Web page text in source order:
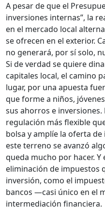
A pesar de que el
inversiones internas”, la
en el mercado local
se ofrecen en el exterior.
no generará, por sí solo,
Si de verdad se quiere
capitales local, el camino
lugar, por una apuesta
que forme a niños,
sus ahorros e
regulación más flexible
bolsa y amplíe la oferta
este terreno se avanzó
queda mucho por hacer.
eliminación de impuestos
inversión, como el
bancos —casi único en el
intermediación financiera.